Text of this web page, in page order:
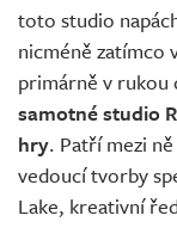
toto studio
nicméně zatímco
primárně v rukou
samotné studio
hry. Patří mezi
vedoucí tvorby
Lake, kreativní